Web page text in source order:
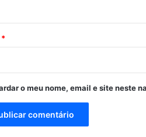
*
o meu nome, email e site neste